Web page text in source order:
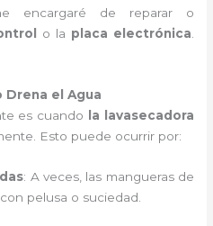
encargaré de reparar o
o la placa electrónica
Drena el Agua
es cuando
la lavasecadora
Esto puede ocurrir por:
: A veces, las mangueras de
pelusa o suciedad.